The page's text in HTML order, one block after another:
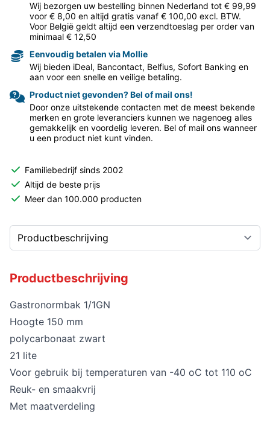
Wij bezorgen uw bestelling binnen Nederland tot € 99,99
voor € 8,00 en altijd gratis vanaf € 100,00 excl. BTW.
Voor België geldt altijd een verzendtoeslag per order van
minimaal € 12,50
Eenvoudig betalen via Mollie
Wij bieden iDeal, Bancontact, Belfius, Sofort Banking en
aan voor een snelle en veilige betaling.
Product niet gevonden? Bel of mail ons!
Door onze uitstekende contacten met de meest bekende
merken en grote leveranciers kunnen we nagenoeg alles
gemakkelijk en voordelig leveren. Bel of mail ons wanneer
u een product niet kunt vinden.
Familiebedrijf sinds 2002
Altijd de beste prijs
Meer dan 100.000 producten
Productbeschrijving
Gastronormbak 1/1GN
Hoogte 150 mm
polycarbonaat zwart
21 lite
Voor gebruik bij temperaturen van -40 oC tot 110 oC
Reuk- en smaakvrij
Met maatverdeling